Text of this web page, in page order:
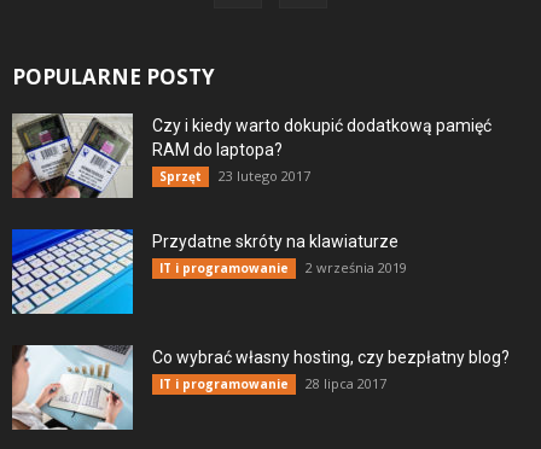
POPULARNE POSTY
Czy i kiedy warto dokupić dodatkową pamięć
RAM do laptopa?
Sprzęt 23 lutego 2017
Przydatne skróty na klawiaturze
IT i programowanie 2 września 2019
Co wybrać własny hosting, czy bezpłatny blog?
IT i programowanie 28 lipca 2017